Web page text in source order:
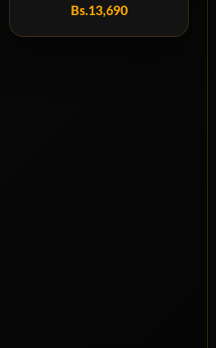
Bs.13,690